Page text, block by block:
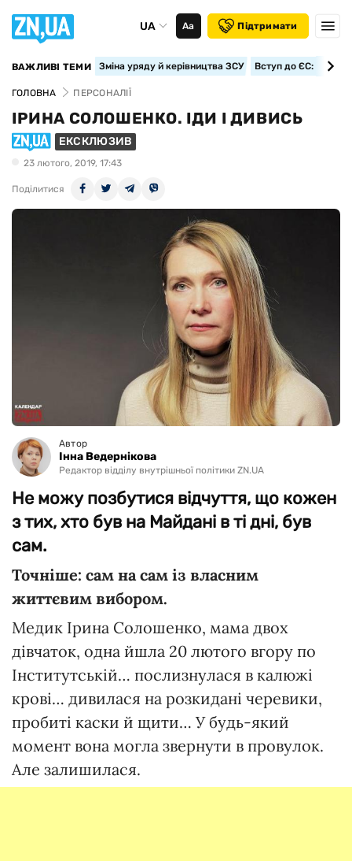
UA Аа Підтримати
ВАЖЛИВІ ТЕМИ Зміна уряду й керівництва ЗСУ Вступ до ЄС:
ГОЛОВНА ПЕРСОНАЛІЇ
ІРИНА СОЛОШЕНКО. ІДИ І ДИВИСЬ
ЕКСКЛЮЗИВ
23 лютого, 2019, 17:43
Поділитися
Автор
Інна Ведернікова
Редактор відділу внутрішньої політики ZN.UA
Не можу позбутися відчуття, що кожен
з тих, хто був на Майдані в ті дні, був
сам.
Точніше: сам на сам із власним
життєвим вибором.
Медик Ірина Солошенко, мама двох
дівчаток, одна йшла 20 лютого вгору по
Інститутській… послизнулася в калюжі
крові… дивилася на розкидані черевики,
пробиті каски й щити… У будь-який
момент вона могла звернути в провулок.
Але залишилася.